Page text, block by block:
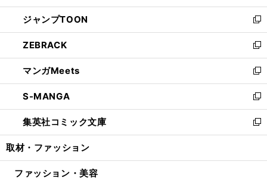
開
く
ウ
で
開
く
ン
ド
ウ
で
開
く
ウ
ィ
ン
ド
ウ
で
開
く
し
い
ウ
ィ
ン
ド
ウ
で
開
く
ジャンプTOON
新
し
い
ウ
ィ
ン
ド
ウ
で
開
ZEBRACK
新
し
い
ウ
ィ
ン
ド
ウ
開
マンガMeets
新
し
い
ウ
ィ
ン
ウ
S-MANGA
新
し
い
ウ
ン
集英社コミック文庫
新
し
ウ
取材・ファッション
ファッション・美容